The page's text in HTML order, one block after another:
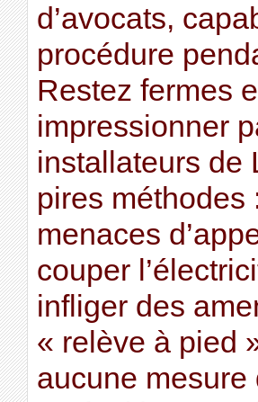
d’avocats,
procédure
Restez fermes
impressionner
installateurs de
pires méthodes
menaces
couper
infliger des
« relève à pied
aucune mesure